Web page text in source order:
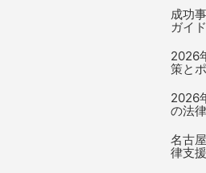
成功
ガイ
2026
策と
2026
の法
名古
律支